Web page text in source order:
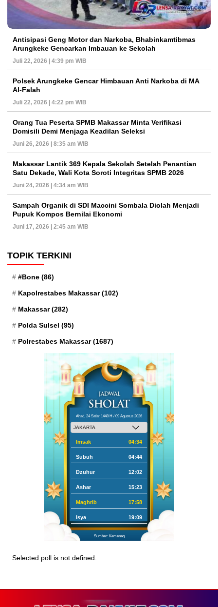
Antisipasi Geng Motor dan Narkoba, Bhabinkamtibmas
Arungkeke Gencarkan Imbauan ke Sekolah
Juli 22, 2026 | 4:39 pm WIB
Polsek Arungkeke Gencar Himbauan Anti Narkoba di MA
Al-Falah
Juli 22, 2026 | 4:22 pm WIB
Orang Tua Peserta SPMB Makassar Minta Verifikasi
Domisili Demi Menjaga Keadilan Seleksi
Juni 26, 2026 | 8:35 am WIB
Makassar Lantik 369 Kepala Sekolah Setelah Penantian
Satu Dekade, Wali Kota Soroti Integritas SPMB 2026
Juni 24, 2026 | 4:34 am WIB
Sampah Organik di SDI Maccini Sombala Diolah Menjadi
Pupuk Kompos Bernilai Ekonomi
Juni 17, 2026 | 2:45 am WIB
TOPIK TERKINI
#Bone (86)
Kapolrestabes Makassar(102)
Makassar(282)
Polda Sulsel (95)
Polrestabes Makassar(1687)
Ahad, 24 Safar 1448 H / 09 Agustus 2026
Imsak 04:34
Subuh 04:44
Dzuhur 12:02
Ashar 15:23
Maghrib 17:58
Isya 19:09
Sumber: Kemenag
Selected poll is not defined.